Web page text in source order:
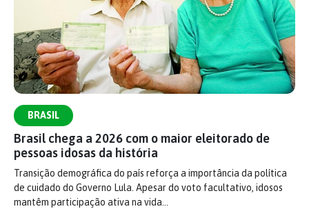
BRASIL
Brasil chega a 2026 com o maior eleitorado de
pessoas idosas da história
Transição demográfica do país reforça a importância da política
de cuidado do Governo Lula. Apesar do voto facultativo, idosos
mantêm participação ativa na vida…